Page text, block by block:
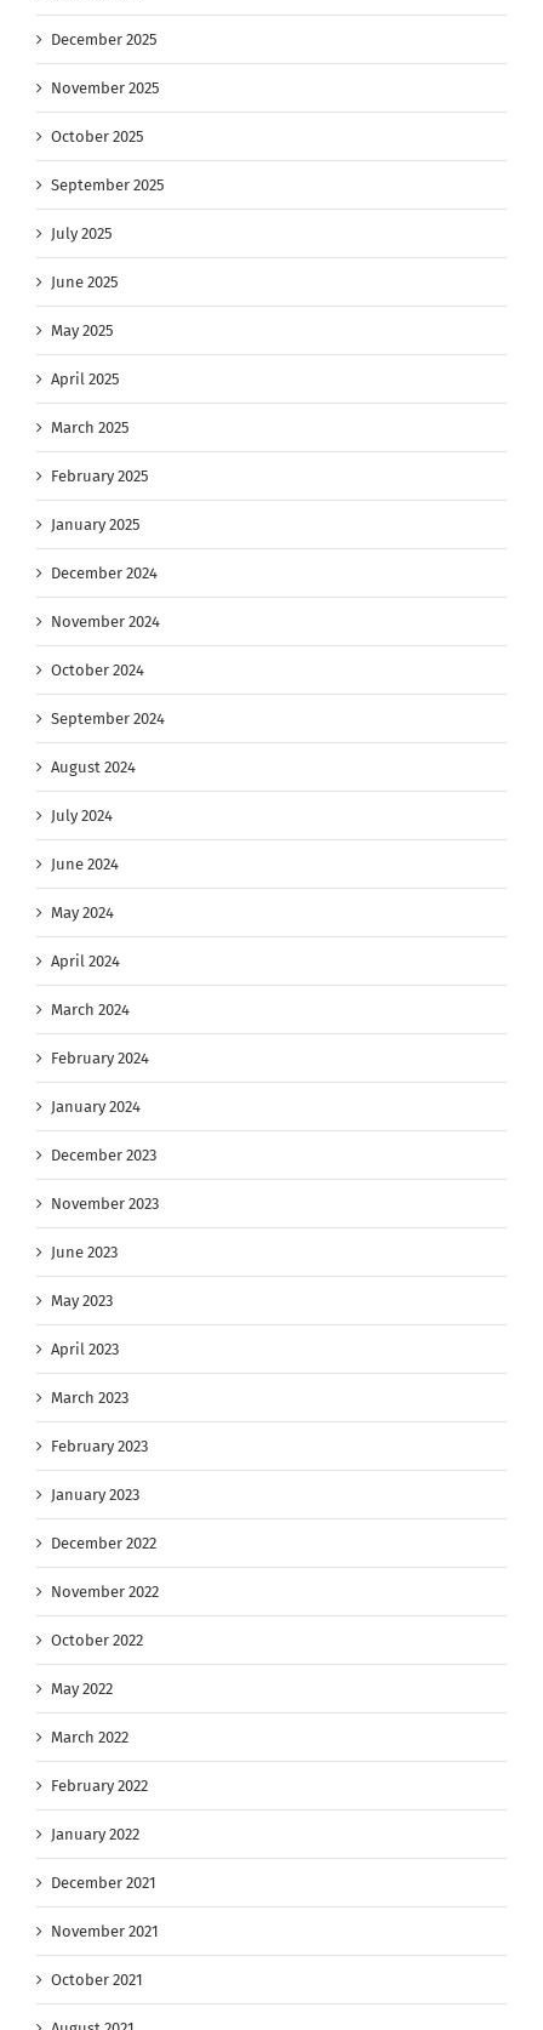
December 2025
November 2025
October 2025
September 2025
July 2025
June 2025
May 2025
April 2025
March 2025
February 2025
January 2025
December 2024
November 2024
October 2024
September 2024
August 2024
July 2024
June 2024
May 2024
April 2024
March 2024
February 2024
January 2024
December 2023
November 2023
June 2023
May 2023
April 2023
March 2023
February 2023
January 2023
December 2022
November 2022
October 2022
May 2022
March 2022
February 2022
January 2022
December 2021
November 2021
October 2021